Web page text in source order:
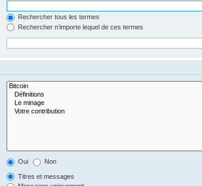
Rechercher tous les termes
Rechercher n’importe lequel de ces termes
Oui Non
Titres et messages